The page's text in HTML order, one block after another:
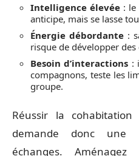
Intelligence élevée : le
anticipe, mais se lasse
Énergie débordante :
risque de développer
Besoin d’interactions :
compagnons, teste les
groupe.
Réussir la cohabitation
demande donc une
échanges.